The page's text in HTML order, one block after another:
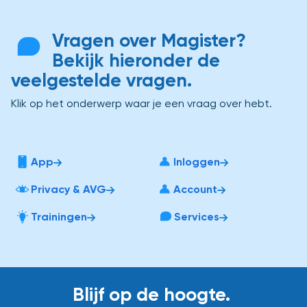
Vragen over Magister?
Bekijk hieronder de
veelgestelde vragen.
Klik op het onderwerp waar je een vraag over hebt.
App Inloggen
Privacy & AVG Account
Trainingen Services
Blijf op de hoogte.